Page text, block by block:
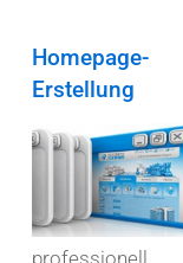
Homepage-
Erstellung